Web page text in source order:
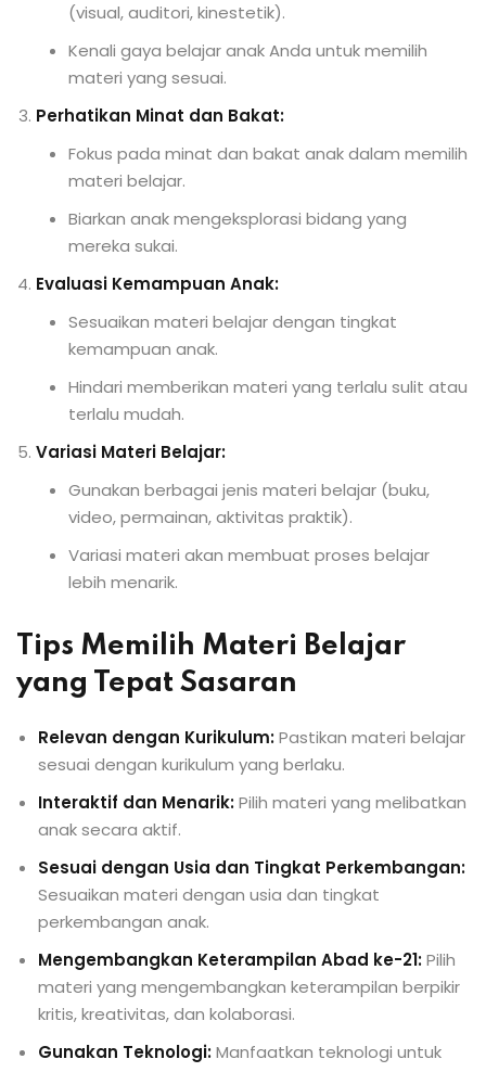
(visual, auditori, kinestetik).
Kenali gaya belajar anak Anda untuk memilih
materi yang sesuai.
Perhatikan Minat dan Bakat:
Fokus pada minat dan bakat anak dalam memilih
materi belajar.
Biarkan anak mengeksplorasi bidang yang
mereka sukai.
Evaluasi Kemampuan Anak:
Sesuaikan materi belajar dengan tingkat
kemampuan anak.
Hindari memberikan materi yang terlalu sulit atau
terlalu mudah.
Variasi Materi Belajar:
Gunakan berbagai jenis materi belajar (buku,
video, permainan, aktivitas praktik).
Variasi materi akan membuat proses belajar
lebih menarik.
Tips Memilih Materi Belajar
yang Tepat Sasaran
Relevan dengan Kurikulum:Pastikan materi belajar
sesuai dengan kurikulum yang berlaku.
Interaktif dan Menarik:Pilih materi yang melibatkan
anak secara aktif.
Sesuai dengan Usia dan Tingkat Perkembangan:
Sesuaikan materi dengan usia dan tingkat
perkembangan anak.
Mengembangkan Keterampilan Abad ke-21:Pilih
materi yang mengembangkan keterampilan berpikir
kritis, kreativitas, dan kolaborasi.
Gunakan Teknologi:Manfaatkan teknologi untuk